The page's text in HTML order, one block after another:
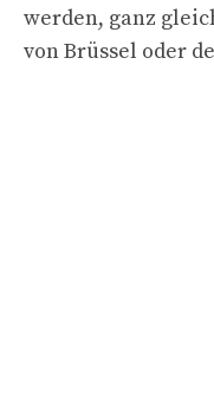
werden, ganz
von Brüssel oder